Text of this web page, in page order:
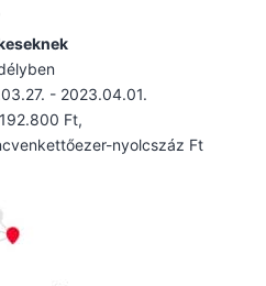
- 2023.04.01.
Ft,
nyolcszáz Ft